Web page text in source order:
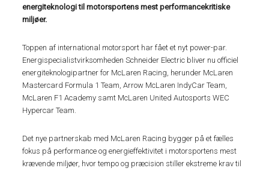
energiteknologi til motorsportens mest performancekritiske
miljøer.
Toppen af international motorsport har fået et nyt power-par.
Energispecialistvirksomheden Schneider Electric bliver nu officiel
energiteknologipartner for McLaren Racing, herunder McLaren
Mastercard Formula 1 Team, Arrow McLaren IndyCar Team,
McLaren F1 Academy samt McLaren United Autosports WEC
Hypercar Team.
Det nye partnerskab med McLaren Racing bygger på et fælles
fokus på performance og energieffektivitet i motorsportens mest
krævende miljøer, hvor tempo og præcision stiller ekstreme krav til